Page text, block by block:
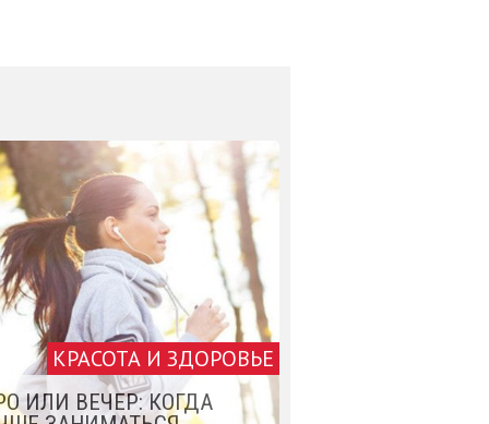
КРАСОТА И ЗДОРОВЬЕ
ИЛИ ВЕЧЕР: КОГДА